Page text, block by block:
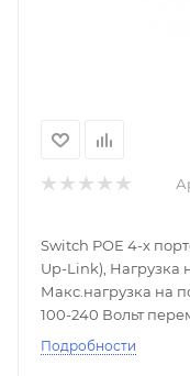
Switch POE 4-х
Up-Link), Нагрузка
Макс.нагрузка на
100-240 Вольт
номинала,
4 канала(порта),
Подробности